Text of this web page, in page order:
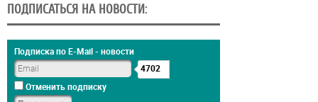
ПОДПИСАТЬСЯ НА НОВОСТИ:
Подписка по E-Mail - новости
4702
Отменить подписку